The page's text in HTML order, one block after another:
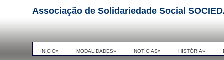
Associação de Solidariedade Social
INICIO» MODALIDADES» NOTÍCIAS» HISTÓRIA»